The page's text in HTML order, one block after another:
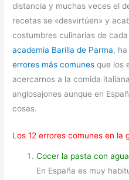
distancia y muchas veces el
recetas se «desvirtúen» y
costumbres culinarias de
academia Barilla de Parma,
errores más comunes que los
acercarnos a la comida
anglosajones aunque en
cosas.
Los 12 errores comunes en la
Cocer la pasta con
En España es muy